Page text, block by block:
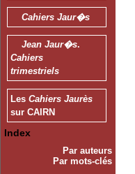
Cahiers Jaur�s
Jean Jaur�s.
Cahiers
trimestriels
Les Cahiers Jaurès
sur CAIRN
Index
Par auteurs
Par mots-clés